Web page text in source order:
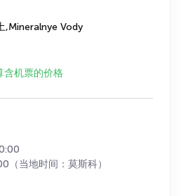
,Mineralnye Vody
含机票的价格
（当地时间：莫斯科）